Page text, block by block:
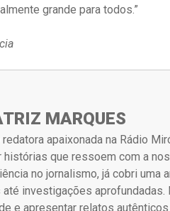
grande para todos.”
MARQUES
redatora apaixonada na Rádio
histórias que ressoem com a
no jornalismo, já cobri uma
até investigações
e apresentar relatos